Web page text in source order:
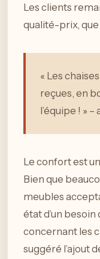
Les clients
qualité-prix,
« Les
reçues, en
l’équipe ! »
Le confort est
Bien que
meubles
état d’un
concernant les
suggéré l’ajout